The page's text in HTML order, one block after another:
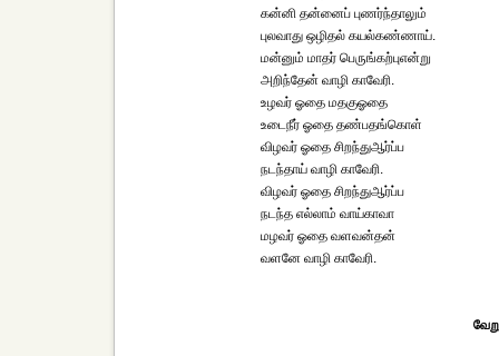
கன்னி தன்னைப் புணர்ந்தாலும்
புலவாது ஒழிதல் கயல்கண்ணாய்.
மன்னும் மாதர் பெருங்கற்புஎன்று
அறிந்தேன் வாழி காவேரி.
உழவர் ஓதை மதகுஓதை
உடைநீர் ஓதை தண்பதங்கொள்
விழவர் ஓதை சிறந்துஆர்ப்ப
நடந்தாய் வாழி காவேரி.
விழவர் ஓதை சிறந்துஆர்ப்ப
நடந்த எல்லாம் வாய்காவா
மழவர் ஓதை வளவன்தன்
வளனே வாழி காவேரி.